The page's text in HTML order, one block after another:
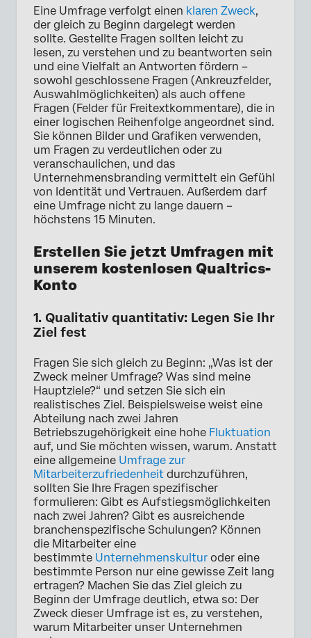
Eine Umfrage verfolgt einen klaren Zweck,
der gleich zu Beginn dargelegt werden
sollte. Gestellte Fragen sollten leicht zu
lesen, zu verstehen und zu beantworten sein
und eine Vielfalt an Antworten fördern –
sowohl geschlossene Fragen (Ankreuzfelder,
Auswahlmöglichkeiten) als auch offene
Fragen (Felder für Freitextkommentare), die in
einer logischen Reihenfolge angeordnet sind.
Sie können Bilder und Grafiken verwenden,
um Fragen zu verdeutlichen oder zu
veranschaulichen, und das
Unternehmensbranding vermittelt ein Gefühl
von Identität und Vertrauen. Außerdem darf
eine Umfrage nicht zu lange dauern –
höchstens 15 Minuten.
Erstellen Sie jetzt Umfragen mit
unserem kostenlosen Qualtrics-
Konto
1. Qualitativ quantitativ: Legen Sie Ihr
Ziel fest
Fragen Sie sich gleich zu Beginn: „Was ist der
Zweck meiner Umfrage? Was sind meine
Hauptziele?“ und setzen Sie sich ein
realistisches Ziel. Beispielsweise weist eine
Abteilung nach zwei Jahren
Betriebszugehörigkeit eine hohe Fluktuation
auf, und Sie möchten wissen, warum. Anstatt
eine allgemeine Umfrage zur
Mitarbeiterzufriedenheit durchzuführen,
sollten Sie Ihre Fragen spezifischer
formulieren: Gibt es Aufstiegsmöglichkeiten
nach zwei Jahren? Gibt es ausreichende
branchenspezifische Schulungen? Können
die Mitarbeiter eine
bestimmte Unternehmenskultur oder eine
bestimmte Person nur eine gewisse Zeit lang
ertragen? Machen Sie das Ziel gleich zu
Beginn der Umfrage deutlich, etwa so: Der
Zweck dieser Umfrage ist es, zu verstehen,
warum Mitarbeiter unser Unternehmen